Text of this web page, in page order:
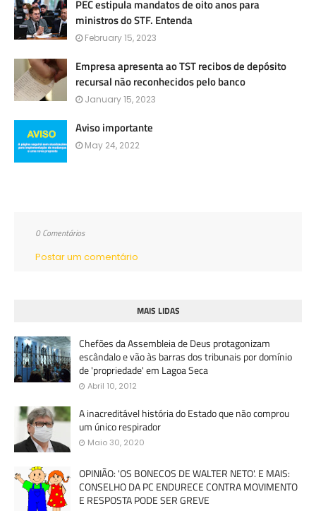
PEC estipula mandatos de oito anos para
ministros do STF. Entenda
February 15, 2023
Empresa apresenta ao TST recibos de depósito
recursal não reconhecidos pelo banco
January 15, 2023
Aviso importante
May 24, 2022
0 Comentários
Postar um comentário
MAIS LIDAS
Chefões da Assembleia de Deus protagonizam
escândalo e vão às barras dos tribunais por domínio
de 'propriedade' em Lagoa Seca
Abril 10, 2012
A inacreditável história do Estado que não comprou
um único respirador
Maio 30, 2020
OPINIÃO: 'OS BONECOS DE WALTER NETO'. E MAIS:
CONSELHO DA PC ENDURECE CONTRA MOVIMENTO
E RESPOSTA PODE SER GREVE